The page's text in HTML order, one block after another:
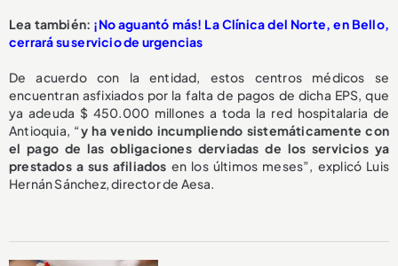
Lea también: ¡No aguantó más! La Clínica del Norte, en Bello,
cerrará su servicio de urgencias
De acuerdo con la entidad, estos centros médicos se
encuentran asfixiados por la falta de pagos de dicha EPS, que
ya adeuda $ 450.000 millones a toda la red hospitalaria de
Antioquia, “y ha venido incumpliendo sistemáticamente con
el pago de las obligaciones derviadas de los servicios ya
prestados a sus afiliados en los últimos meses”, explicó Luis
Hernán Sánchez, director de Aesa.